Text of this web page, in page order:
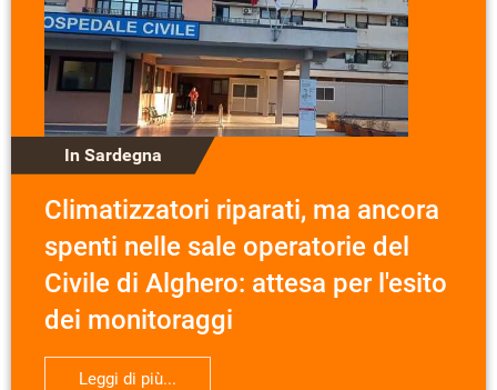
In Sardegna
Climatizzatori riparati, ma ancora
spenti nelle sale operatorie del
Civile di Alghero: attesa per l'esito
dei monitoraggi
Leggi di più...